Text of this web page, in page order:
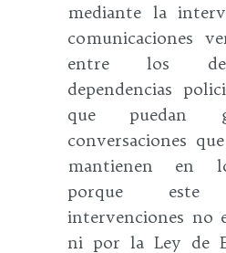
mediante la
comunicaciones
entre los
dependencias
que puedan
conversaciones
mantienen en
porque
intervenciones no
ni por la Ley de